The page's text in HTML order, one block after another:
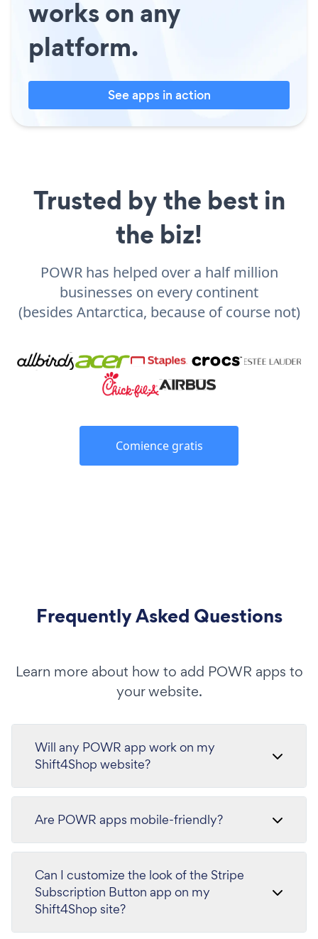
works on any
platform.
See apps in action
Trusted by the best in
the biz!
POWR has helped over a half million
businesses on every continent
(besides Antarctica, because of course not)
Comience gratis
Frequently Asked Questions
Learn more about how to add POWR apps to
your website.
Will any POWR app work on my
Shift4Shop website?
Are POWR apps mobile-friendly?
Can I customize the look of the Stripe
Subscription Button app on my
Shift4Shop site?